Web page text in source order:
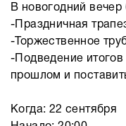
В новогодний вечер
-Праздничная
-Торжественное
-Подведение
прошлом и
Когда: 22 сентября